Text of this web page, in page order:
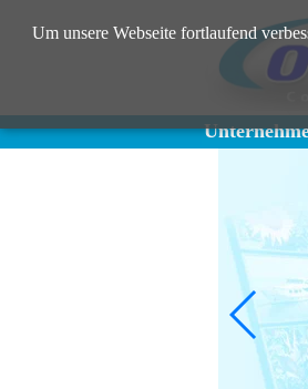
Um unsere Webseite fortlaufend